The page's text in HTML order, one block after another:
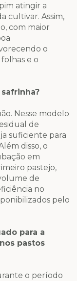
atingir a
cultivar. Assim,
com maior
o
e o
Nesse modelo
de
suficiente para
disso, o
em
pastejo,
de
no
pelo
para a
pastos
o período